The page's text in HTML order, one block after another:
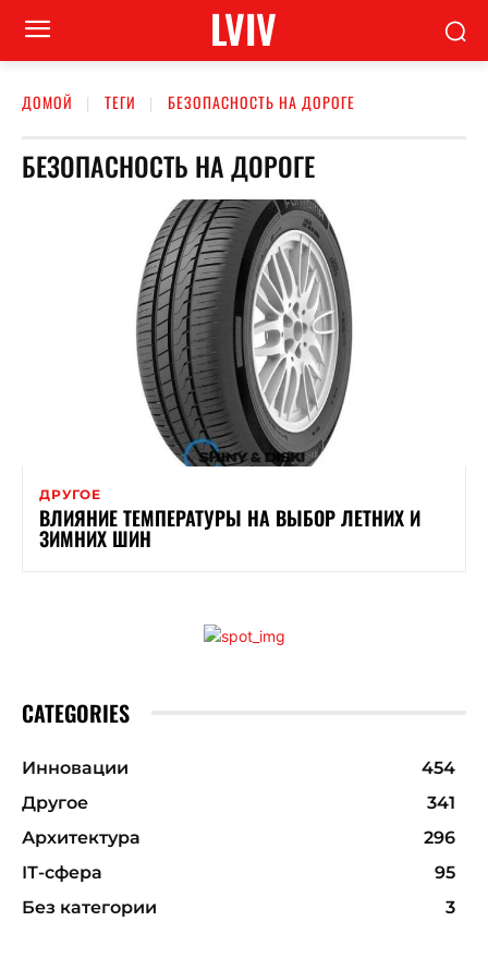
LVIV
ДОМОЙ ТЕГИ БЕЗОПАСНОСТЬ НА ДОРОГЕ
БЕЗОПАСНОСТЬ НА ДОРОГЕ
ДРУГОЕ
ВЛИЯНИЕ ТЕМПЕРАТУРЫ НА ВЫБОР ЛЕТНИХ И
ЗИМНИХ ШИН
CATEGORIES
Инновации
454
Другое
341
Архитектура
296
ІТ-сфера
95
Без категории
3